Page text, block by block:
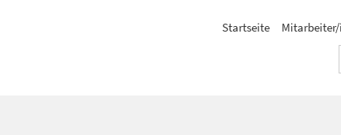
Startseite